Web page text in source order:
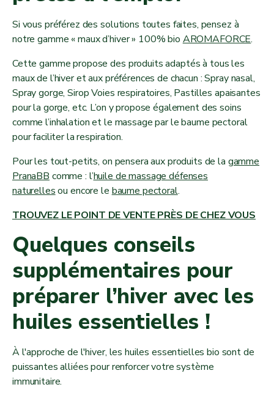
Si vous préférez des solutions toutes faites, pensez à
notre gamme « maux d’hiver » 100% bio AROMAFORCE.
Cette gamme propose des produits adaptés à tous les
maux de l’hiver et aux préférences de chacun : Spray nasal,
Spray gorge, Sirop Voies respiratoires, Pastilles apaisantes
pour la gorge, etc. L’on y propose également des soins
comme l’inhalation et le massage par le baume pectoral
pour faciliter la respiration.
Pour les tout-petits, on pensera aux produits de la gamme
PranaBB comme : l’huile de massage défenses
naturellesou encore le baume pectoral.
TROUVEZ LE POINT DE VENTE PRÈS DE CHEZ VOUS
Quelques conseils
supplémentaires pour
préparer l’hiver avec les
huiles essentielles !
À l'approche de l'hiver, les huiles essentielles bio sont de
puissantes alliées pour renforcer votre système
immunitaire.